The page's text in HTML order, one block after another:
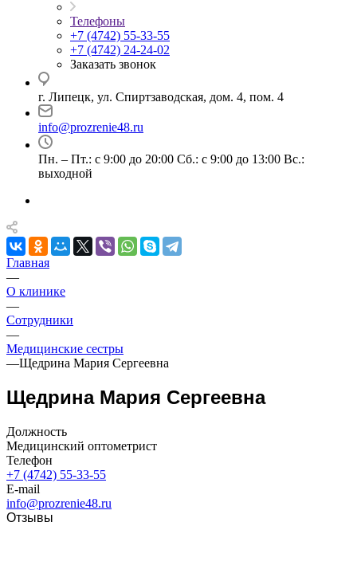
Телефоны
+7 (4742) 55-33-55
+7 (4742) 24-24-02
Заказать звонок
г. Липецк, ул. Спиртзаводская, дом. 4, пом. 4
info@prozrenie48.ru
Пн. – Пт.: с 9:00 до 20:00 Сб.: с 9:00 до 13:00 Вс.:
выходной
Главная
—
О клинике
—
Сотрудники
—
Медицинские сестры
—Щедрина Мария Сергеевна
Щедрина Мария Сергеевна
Должность
Медицинский оптометрист
Телефон
+7 (4742) 55-33-55
E-mail
info@prozrenie48.ru
Отзывы